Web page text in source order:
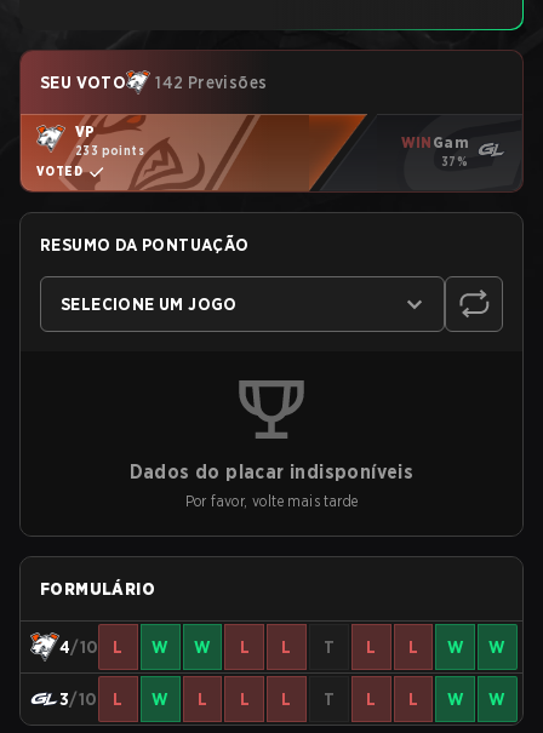
SEU VOTO 142 Previsões
VP
233 points
VOTED
WIN Gam
37%
RESUMO DA PONTUAÇÃO
SELECIONE UM JOGO
Dados do placar indisponíveis
Por favor, volte mais tarde
FORMULÁRIO
4/10 L W W L L T L L W W
3/10 L W L L L T L L W W